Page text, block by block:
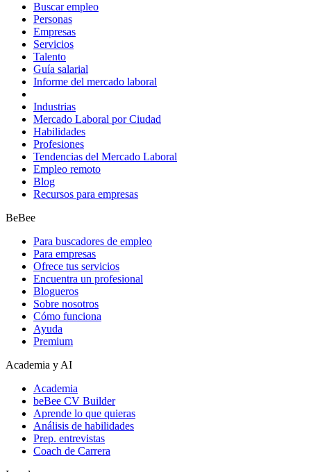
Buscar empleo
Personas
Empresas
Servicios
Talento
Guía salarial
Informe del mercado laboral
Industrias
Mercado Laboral por Ciudad
Habilidades
Profesiones
Tendencias del Mercado Laboral
Empleo remoto
Blog
Recursos para empresas
BeBee
Para buscadores de empleo
Para empresas
Ofrece tus servicios
Encuentra un profesional
Blogueros
Sobre nosotros
Cómo funciona
Ayuda
Premium
Academia y AI
Academia
beBee CV Builder
Aprende lo que quieras
Análisis de habilidades
Prep. entrevistas
Coach de Carrera